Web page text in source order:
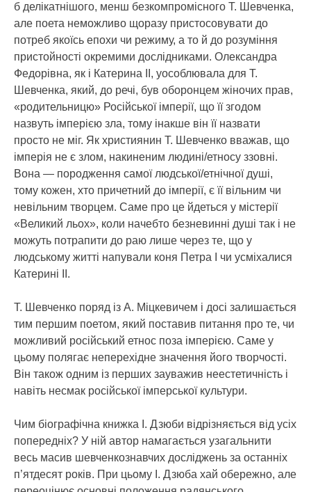
б делікатнішого, менш безкомпромісного Т. Шевченка,
але поета неможливо щоразу пристосовувати до
потреб якоїсь епохи чи режиму, а то й до розуміння
пристойності окремими дослідниками. Олександра
Федорівна, як і Катерина ІІ, уособлювала для Т.
Шевченка, який, до речі, був оборонцем жіночих прав,
«родительницю» Російської імперії, що її згодом
назвуть імперією зла, тому інакше він її назвати
просто не міг. Як християнин Т. Шевченко вважав, що
імперія не є злом, накиненим людині/етносу ззовні.
Вона — породження самої людської/етнічної душі,
тому кожен, хто причетний до імперії, є її вільним чи
невільним творцем. Саме про це йдеться у містерії
«Великий льох», коли начебто безневинні душі так і не
можуть потрапити до раю лише через те, що у
людському житті напували коня Петра І чи усміхалися
Катерині ІІ.
Т. Шевченко поряд із А. Міцкевичем і досі залишається
тим першим поетом, який поставив питання про те, чи
можливий російський етнос поза імперією. Саме у
цьому полягає неперехідне значення його творчості.
Він також одним із перших зауважив неестетичність і
навіть несмак російської імперської культури.
Чим біографічна книжка І. Дзюби відрізняється від усіх
попередніх? У ній автор намагається узагальнити
весь масив шевченкознавчих досліджень за останніх
п’ятдесят років. При цьому І. Дзюба хай обережно, але